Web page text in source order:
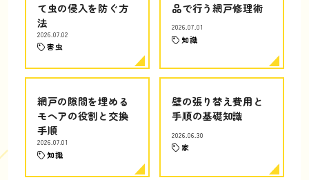
て虫の侵入を防ぐ方
法
2026.07.02
害虫
品で行う網戸修理術
2026.07.01
知識
網戸の隙間を埋める
モヘアの役割と交換
手順
2026.07.01
知識
壁の張り替え費用と
手順の基礎知識
2026.06.30
家